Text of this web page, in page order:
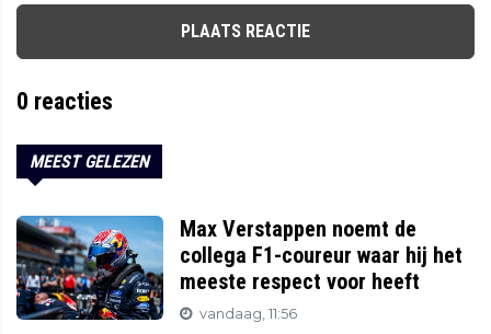
PLAATS REACTIE
0 reacties
MEEST GELEZEN
Max Verstappen noemt de
collega F1-coureur waar hij het
meeste respect voor heeft
vandaag, 11:56